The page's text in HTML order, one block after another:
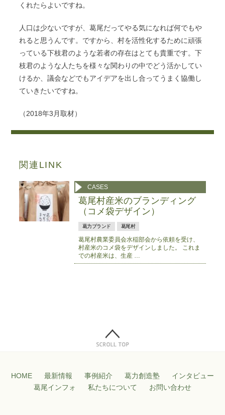
くれたらよいですね。
人口は少ないですが、葛尾だってやる気になれば何でもや
れると思うんです。ですから、村を活性化するために頑張
っている下枝君のような若者の存在はとても貴重です。下
枝君のような人たちを様々な関わりの中でどう活かしてい
けるか、議会などでもアイデアを出し合ってうまく協働し
ていきたいですね。
（2018年3月取材）
関連LINK
CASES
葛尾村産米のブランディング
（コメ袋デザイン）
葛力ブランド 葛尾村
葛尾村農業委員会水稲部会から依頼を受け、
村産米のコメ袋をデザインしました。 これま
での村産米は、生産 …
HOME 最新情報 事例紹介 葛力創造塾
インタビュー
葛尾インフォ
私たちについて お問い合わせ